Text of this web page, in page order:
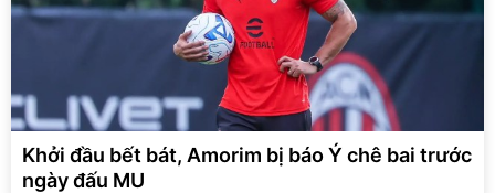
Khởi đầu bết bát, Amorim bị báo Ý chê bai trước
ngày đấu MU